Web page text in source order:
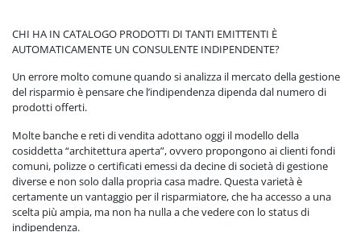
CHI HA IN CATALOGO PRODOTTI DI TANTI EMITTENTI È
AUTOMATICAMENTE UN CONSULENTE INDIPENDENTE?
Un errore molto comune quando si analizza il mercato della gestione
del risparmio è pensare che l’indipendenza dipenda dal numero di
prodotti offerti.
Molte banche e reti di vendita adottano oggi il modello della
cosiddetta “architettura aperta”, ovvero propongono ai clienti fondi
comuni, polizze o certificati emessi da decine di società di gestione
diverse e non solo dalla propria casa madre. Questa varietà è
certamente un vantaggio per il risparmiatore, che ha accesso a una
scelta più ampia, ma non ha nulla a che vedere con lo status di
indipendenza.